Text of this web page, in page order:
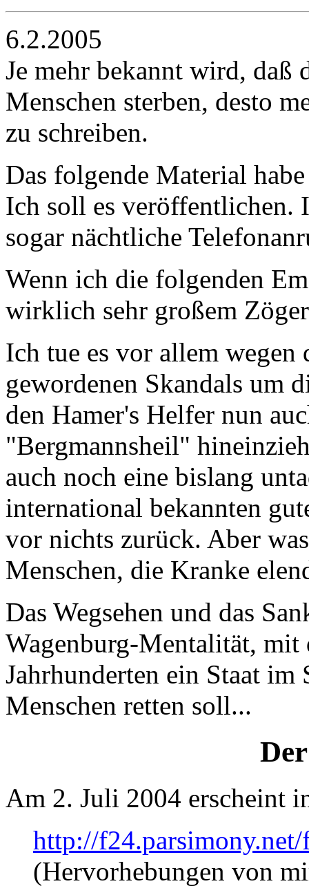
6.2.2005
Je mehr bekannt wird, daß
Menschen sterben, desto
zu schreiben.
Das folgende Material
Ich soll es veröffentlichen.
sogar nächtliche
Wenn ich die folgenden
wirklich sehr großem
Ich tue es vor allem
gewordenen Skandals um
den Hamer's Helfer nun
"Bergmannsheil"
auch noch eine bislang
international bekannten
vor nichts zurück. Aber
Menschen, die Kranke
Das Wegsehen und das
Wagenburg-Mentalität, mit
Jahrhunderten ein Staat im
Menschen retten soll...
Am 2. Juli 2004 erscheint
http://f24.parsimony.net/
(Hervorhebungen von